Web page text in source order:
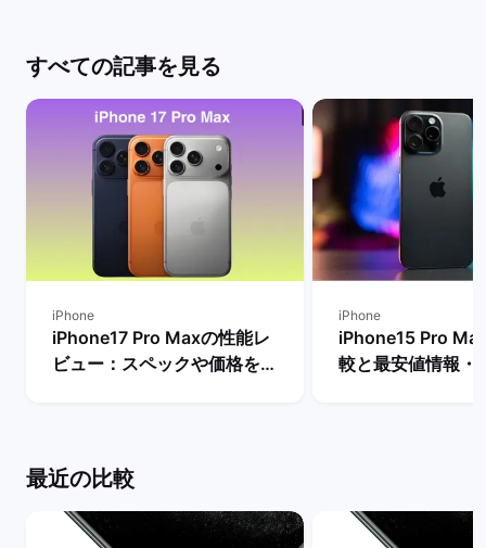
すべての記事を見る
iPhone
iPhone17 Pro Maxの性能レ
ビュー：スペックや価格を
iPhone
iPhone15 Pro
較と最安値情報・
最近の比較